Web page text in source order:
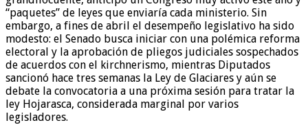
“paquetes” de leyes que enviaría cada ministerio. Sin
embargo, a fines de abril el desempeño legislativo ha sido
modesto: el Senado busca iniciar con una polémica reforma
electoral y la aprobación de pliegos judiciales sospechados
de acuerdos con el kirchnerismo, mientras Diputados
sancionó hace tres semanas la Ley de Glaciares y aún se
debate la convocatoria a una próxima sesión para tratar la
ley Hojarasca, considerada marginal por varios
legisladores.